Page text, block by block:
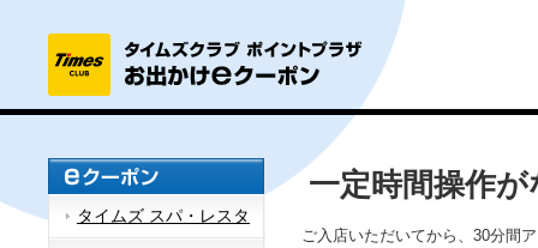
タイムズ スパ・レスタ
一定時間操作
ご入店いただいてから、30分間